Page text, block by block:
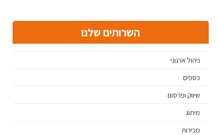
השרותים שלנו
ניהול ארגוני
כספים
שיווק ופרסום
מיתוג
מכירות